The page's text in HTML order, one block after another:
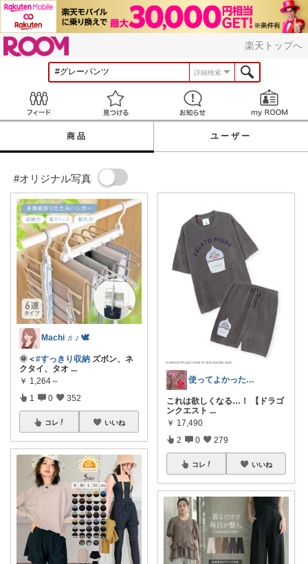
楽天トップへ
詳細検索
見つける お知らせ
商品 ユーザー
#オリジナル写真
Machi ♬♪ 🕊
🌞＜#すっきり収納 ズボン、ネ
クタイ、タオ ...
￥ 1,264～
1 0 352
コレ いいね
使ってよかった得した!!
これは欲しくなる…！ 【ドラゴ
ンクエスト ...
￥ 17,490
2 0 279
コレ いいね